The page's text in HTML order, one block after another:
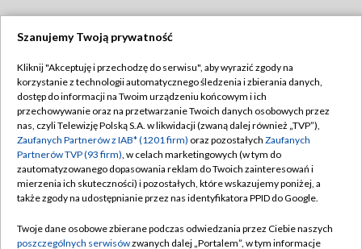
TVP
Abonament TVP
Emisja w TVP
Centrum informacji TVP
Naziemna Telewizja Cyfrowa
Rada Programowa
Regulamin TVP
Polityka prywatności
Moje zgody
Pomoc
Kontakt
Szanujemy Twoją prywatność
Kliknij "Akceptuję i przechodzę do serwisu", aby wyrazić zgody na
korzystanie z technologii automatycznego śledzenia i zbierania danych,
dostęp do informacji na Twoim urządzeniu końcowym i ich
przechowywanie oraz na przetwarzanie Twoich danych osobowych przez
nas, czyli Telewizję Polską S.A. w likwidacji (zwaną dalej również „TVP”),
Zaufanych Partnerów z IAB* (1201 firm) oraz pozostałych Zaufanych
Partnerów TVP (93 firm), w celach marketingowych (w tym do
zautomatyzowanego dopasowania reklam do Twoich zainteresowań i
mierzenia ich skuteczności) i pozostałych, które wskazujemy poniżej, a
także zgody na udostępnianie przez nas identyfikatora PPID do Google.
Twoje dane osobowe zbierane podczas odwiedzania przez Ciebie naszych
poszczególnych serwisówzwanych dalej „Portalem”, w tym informacje